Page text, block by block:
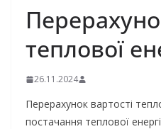
теплової
26.11.2024
Перерахунок вартості
постачання теплової